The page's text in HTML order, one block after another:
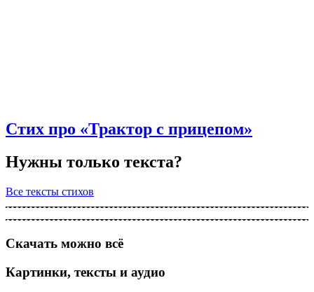
Стих про «Трактор с прицепом»
Нужны только текста?
Все тексты стихов
Скачать можно всё
Картинки, тексты и аудио